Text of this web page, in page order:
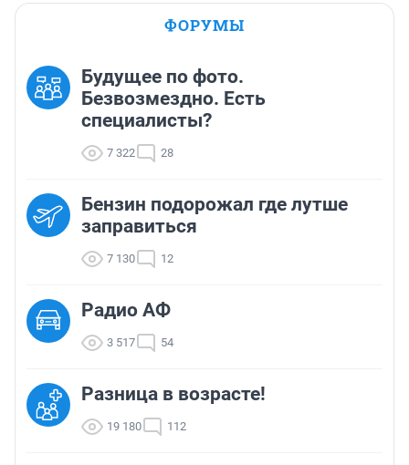
ФОРУМЫ
Будущее по фото.
Безвозмездно. Есть
специалисты?
7 322 28
Бензин подорожал где лутше
заправиться
7 130 12
Радио АФ
3 517 54
Разница в возрасте!
19 180 112